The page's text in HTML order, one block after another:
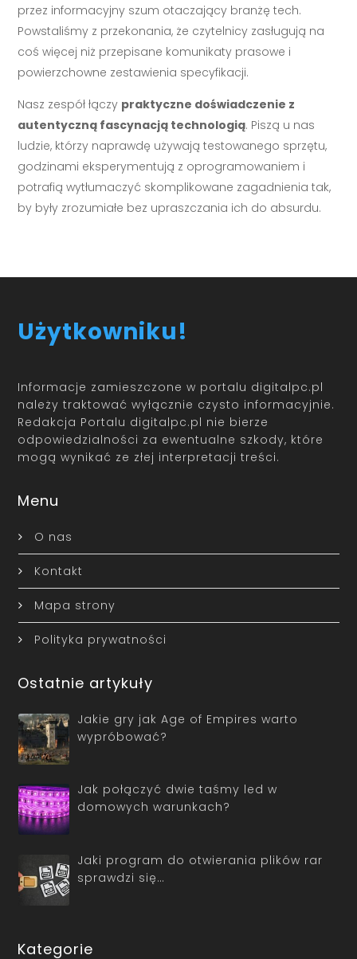
przez informacyjny szum otaczający branżę tech.
Powstaliśmy z przekonania, że czytelnicy zasługują na
coś więcej niż przepisane komunikaty prasowe i
powierzchowne zestawienia specyfikacji.
Nasz zespół łączy praktyczne doświadczenie z
autentyczną fascynacją technologią. Piszą u nas
ludzie, którzy naprawdę używają testowanego sprzętu,
godzinami eksperymentują z oprogramowaniem i
potrafią wytłumaczyć skomplikowane zagadnienia tak,
by były zrozumiałe bez upraszczania ich do absurdu.
Użytkowniku!
Informacje zamieszczone w portalu digitalpc.pl
należy traktować wyłącznie czysto informacyjnie.
Redakcja Portalu digitalpc.pl nie bierze
odpowiedzialności za ewentualne szkody, które
mogą wynikać ze złej interpretacji treści.
Menu
O nas
Kontakt
Mapa strony
Polityka prywatności
Ostatnie artykuły
Jakie gry jak Age of Empires warto
wypróbować?
Jak połączyć dwie taśmy led w
domowych warunkach?
Jaki program do otwierania plików rar
sprawdzi się…
Kategorie